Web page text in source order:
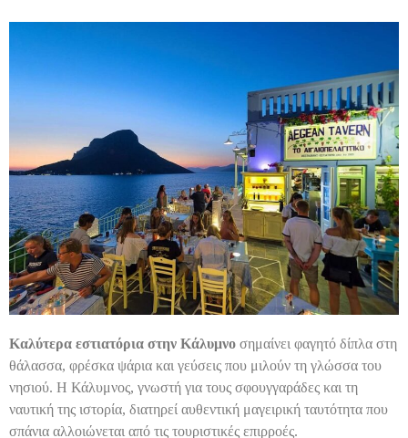
Καλύτερα εστιατόρια στην Κάλυμνο σημαίνει φαγητό δίπλα στη
θάλασσα, φρέσκα ψάρια και γεύσεις που μιλούν τη γλώσσα του
νησιού. Η Κάλυμνος, γνωστή για τους σφουγγαράδες και τη
ναυτική της ιστορία, διατηρεί αυθεντική μαγειρική ταυτότητα που
σπάνια αλλοιώνεται από τις τουριστικές επιρροές.